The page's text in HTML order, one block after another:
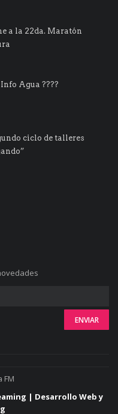
a la 22da. Maratón
Agua ????
ciclo de talleres
FM
| Desarrollo Web y